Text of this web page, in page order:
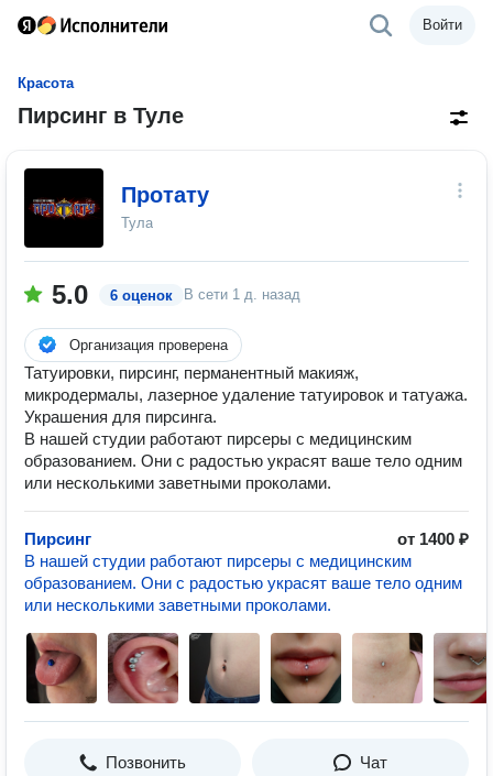
Войти
Красота
Пирсинг в Туле
Протату
Тула
5.0 6 оценок В сети 1 д. назад
Организация проверена
Татуировки, пирсинг, перманентный макияж,
микродермалы, лазерное удаление татуировок и татуажа.
Украшения для пирсинга.
В нашей студии работают пирсеры с медицинским
образованием. Они с радостью украсят ваше тело одним
или несколькими заветными проколами.
Пирсинг
от 1400 ₽
В нашей студии работают пирсеры с медицинским
образованием. Они с радостью украсят ваше тело одним
или несколькими заветными проколами.
Позвонить Чат